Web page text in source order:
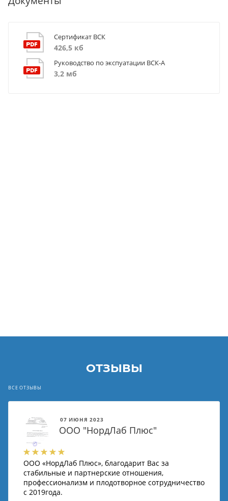
Сертификат ВСК
426,5 кб
Руководство по экспуатации ВСК-А
3,2 мб
ОТЗЫВЫ
ВСЕ ОТЗЫВЫ
07 ИЮНЯ 2023
ООО "НордЛаб Плюс"
ООО «НордЛаб Плюс», благодарит Вас за
стабильные и партнерские отношения,
профессионализм и плодотворное сотрудничество
с 2019года.